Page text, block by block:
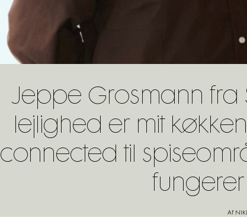
Jeppe Grosmann fra
lejlighed er mit
connected til
Af